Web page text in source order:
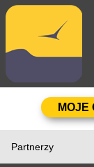
Partnerzy